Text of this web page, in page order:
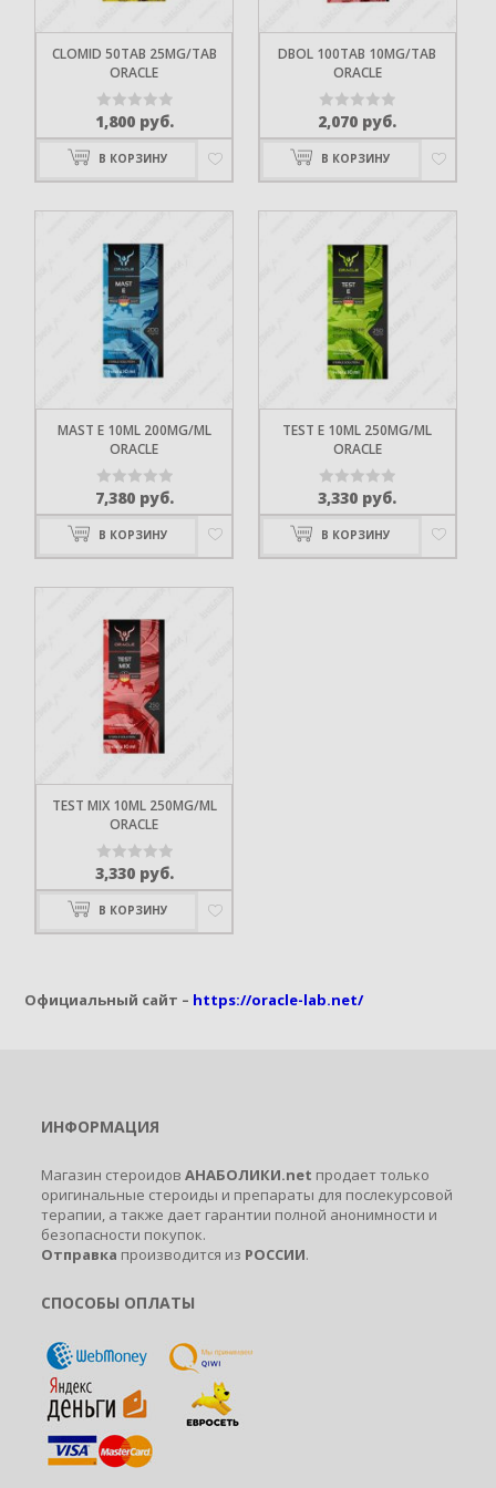
CLOMID 50TAB 25MG/TAB
ORACLE
Оценка
0
1,800 руб.
В КОРЗИНУ
DBOL 100TAB 10MG/TAB
ORACLE
Оценка
0
2,070 руб.
В КОРЗИНУ
MAST E 10ML 200MG/ML
ORACLE
Оценка
0
7,380 руб.
В КОРЗИНУ
TEST E 10ML 250MG/ML
ORACLE
Оценка
0
3,330 руб.
В КОРЗИНУ
TEST MIX 10ML 250MG/ML
ORACLE
Оценка
0
3,330 руб.
В КОРЗИНУ
Официальный сайт – https://oracle-lab.net/
ИНФОРМАЦИЯ
Магазин стероидовАНАБОЛИКИ.net продает только
оригинальные стероиды и препараты для послекурсовой
терапии, а также дает гарантии полной анонимности и
безопасности покупок.
Отправка производится из РОССИИ.
СПОСОБЫ ОПЛАТЫ